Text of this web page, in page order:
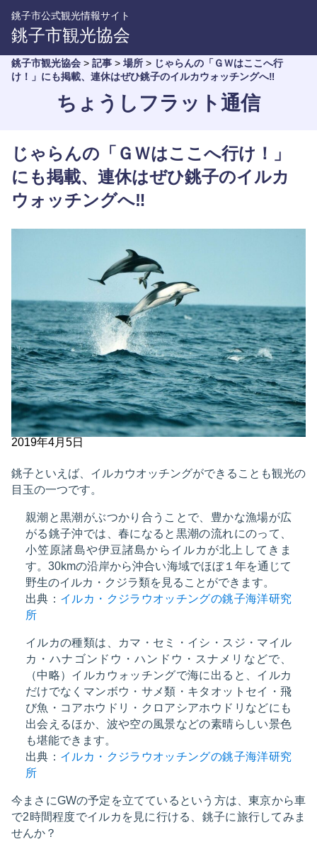
銚子市公式観光情報サイト
銚子市観光協会
銚子市観光協会 > 記事 > 場所 > じゃらんの「ＧＷはここへ行
け！」にも掲載、連休はぜひ銚子のイルカウォッチングへ‼︎
ちょうしフラット通信
じゃらんの「ＧＷはここへ行け！」
にも掲載、連休はぜひ銚子のイルカ
ウォッチングへ‼︎
2019年4月5日
銚子といえば、イルカウオッチングができることも観光の
目玉の一つです。
親潮と黒潮がぶつかり合うことで、豊かな漁場が広
がる銚子沖では、春になると黒潮の流れにのって、
小笠原諸島や伊豆諸島からイルカが北上してきま
す。30kmの沿岸から沖合い海域でほぼ１年を通じて
野生のイルカ・クジラ類を見ることができます。
出典： イルカ・クジラウオッチングの銚子海洋研究
所
イルカの種類は、カマ・セミ・イシ・スジ・マイル
カ・ハナゴンドウ・ハンドウ・スナメリなどで、
（中略）イルカウォッチングで海に出ると、イルカ
だけでなくマンボウ・サメ類・キタオットセイ・飛
び魚・コアホウドリ・クロアシアホウドリなどにも
出会えるほか、波や空の風景などの素晴らしい景色
も堪能できます。
出典： イルカ・クジラウオッチングの銚子海洋研究
所
今まさにGWの予定を立てているという方は、東京から車
で2時間程度でイルカを見に行ける、銚子に旅行してみま
せんか？